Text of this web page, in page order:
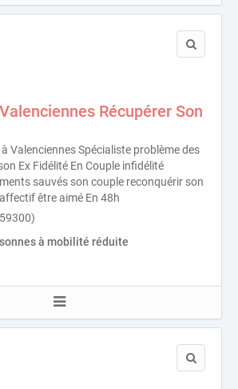
Récupérer Son
Valenciennes Spécialiste problème des
Ex Fidélité En Couple infidélité
sauvés son couple reconquérir son
être aimé En 48h
à mobilité réduite